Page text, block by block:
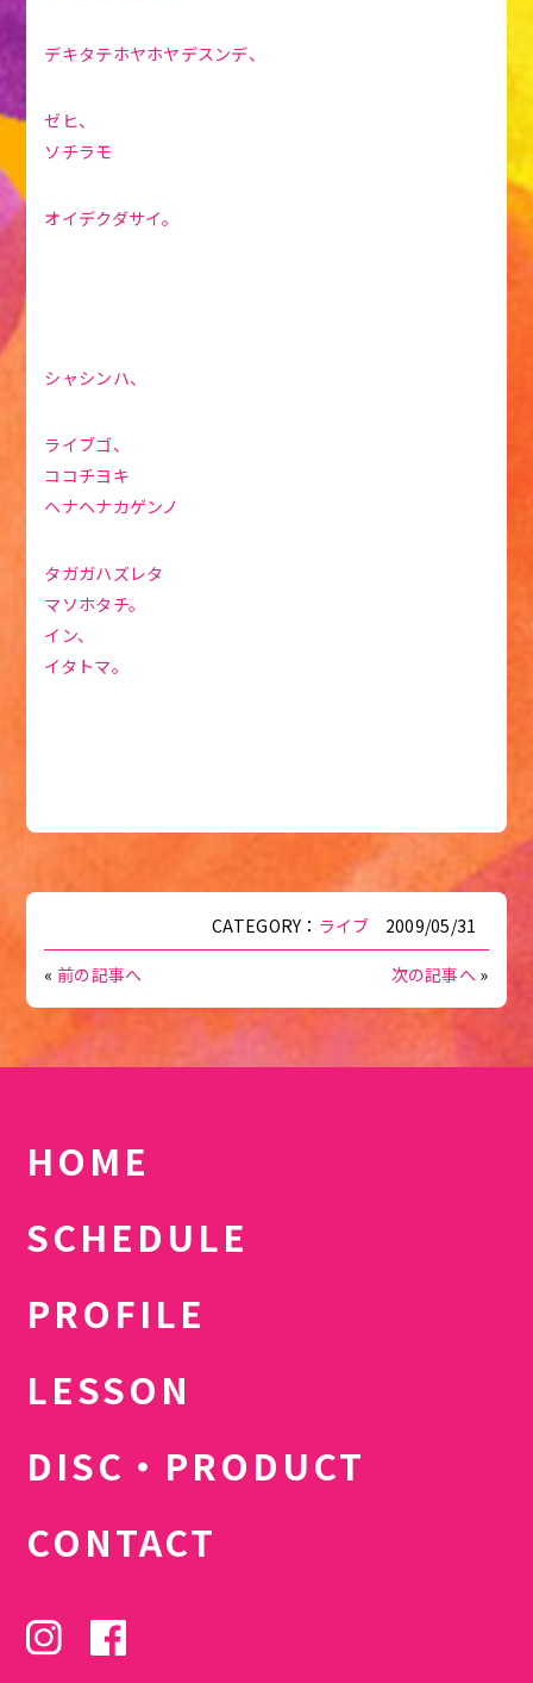
デキタテホヤホヤデスンデ、
ゼヒ、
ソチラモ
オイデクダサイ。
シャシンハ、
ライブゴ、
ココチヨキ
ヘナヘナカゲンノ
タガガハズレタ
マソホタチ。
イン、
イタトマ。
CATEGORY： ライブ 2009/05/31
« 前の記事へ 次の記事へ »
HOME
SCHEDULE
PROFILE
LESSON
DISC・PRODUCT
CONTACT